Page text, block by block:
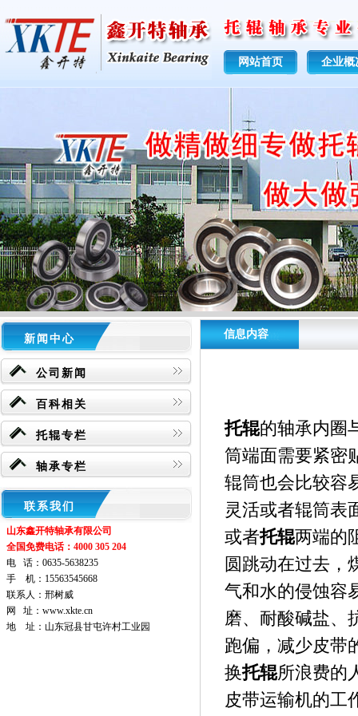
网站首页 企业概
新闻中心
公司新闻
百科相关
托辊专栏
轴承专栏
联系我们
山东鑫开特轴承有限公司
全国免费电话：4000 305 204
电 话： 0635-5638235
手 机： 15563545668
联系人： 邢树威
网 址： www.xkte.cn
地 址： 山东冠县甘屯许村工业园
信息内容
托辊的轴承内圈
筒端面需要紧密
辊筒也会比较容
灵活或者辊筒表
或者托辊两端的
圆跳动在过去，
气和水的侵蚀容
磨、耐酸碱盐、
跑偏，减少皮带
换托辊所浪费的
皮带运输机的工